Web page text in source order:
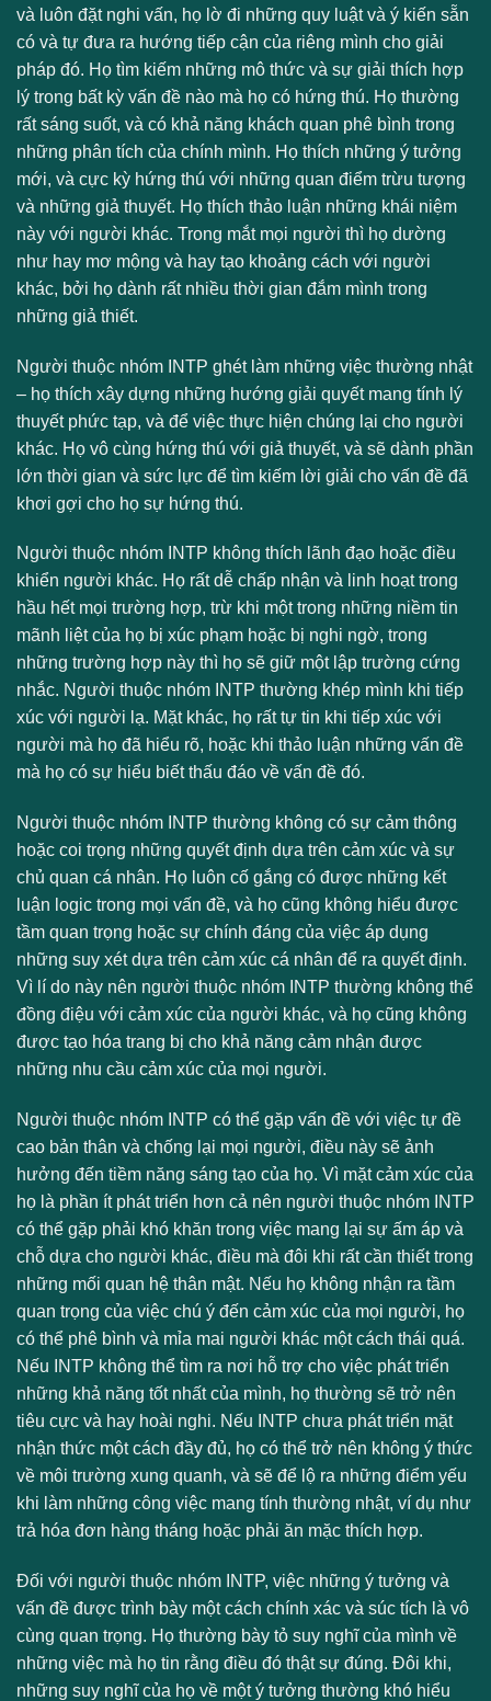
và luôn đặt nghi vấn, họ lờ đi những quy luật và ý kiến sẵn
có và tự đưa ra hướng tiếp cận của riêng mình cho giải
pháp đó. Họ tìm kiếm những mô thức và sự giải thích hợp
lý trong bất kỳ vấn đề nào mà họ có hứng thú. Họ thường
rất sáng suốt, và có khả năng khách quan phê bình trong
những phân tích của chính mình. Họ thích những ý tưởng
mới, và cực kỳ hứng thú với những quan điểm trừu tượng
và những giả thuyết. Họ thích thảo luận những khái niệm
này với người khác. Trong mắt mọi người thì họ dường
như hay mơ mộng và hay tạo khoảng cách với người
khác, bởi họ dành rất nhiều thời gian đắm mình trong
những giả thiết.
Người thuộc nhóm INTP ghét làm những việc thường nhật
– họ thích xây dựng những hướng giải quyết mang tính lý
thuyết phức tạp, và để việc thực hiện chúng lại cho người
khác. Họ vô cùng hứng thú với giả thuyết, và sẽ dành phần
lớn thời gian và sức lực để tìm kiếm lời giải cho vấn đề đã
khơi gợi cho họ sự hứng thú.
Người thuộc nhóm INTP không thích lãnh đạo hoặc điều
khiển người khác. Họ rất dễ chấp nhận và linh hoạt trong
hầu hết mọi trường hợp, trừ khi một trong những niềm tin
mãnh liệt của họ bị xúc phạm hoặc bị nghi ngờ, trong
những trường hợp này thì họ sẽ giữ một lập trường cứng
nhắc. Người thuộc nhóm INTP thường khép mình khi tiếp
xúc với người lạ. Mặt khác, họ rất tự tin khi tiếp xúc với
người mà họ đã hiểu rõ, hoặc khi thảo luận những vấn đề
mà họ có sự hiểu biết thấu đáo về vấn đề đó.
Người thuộc nhóm INTP thường không có sự cảm thông
hoặc coi trọng những quyết định dựa trên cảm xúc và sự
chủ quan cá nhân. Họ luôn cố gắng có được những kết
luận logic trong mọi vấn đề, và họ cũng không hiểu được
tầm quan trọng hoặc sự chính đáng của việc áp dụng
những suy xét dựa trên cảm xúc cá nhân để ra quyết định.
Vì lí do này nên người thuộc nhóm INTP thường không thể
đồng điệu với cảm xúc của người khác, và họ cũng không
được tạo hóa trang bị cho khả năng cảm nhận được
những nhu cầu cảm xúc của mọi người.
Người thuộc nhóm INTP có thể gặp vấn đề với việc tự đề
cao bản thân và chống lại mọi người, điều này sẽ ảnh
hưởng đến tiềm năng sáng tạo của họ. Vì mặt cảm xúc của
họ là phần ít phát triển hơn cả nên người thuộc nhóm INTP
có thể gặp phải khó khăn trong việc mang lại sự ấm áp và
chỗ dựa cho người khác, điều mà đôi khi rất cần thiết trong
những mối quan hệ thân mật. Nếu họ không nhận ra tầm
quan trọng của việc chú ý đến cảm xúc của mọi người, họ
có thể phê bình và mỉa mai người khác một cách thái quá.
Nếu INTP không thể tìm ra nơi hỗ trợ cho việc phát triển
những khả năng tốt nhất của mình, họ thường sẽ trở nên
tiêu cực và hay hoài nghi. Nếu INTP chưa phát triển mặt
nhận thức một cách đầy đủ, họ có thể trở nên không ý thức
về môi trường xung quanh, và sẽ để lộ ra những điểm yếu
khi làm những công việc mang tính thường nhật, ví dụ như
trả hóa đơn hàng tháng hoặc phải ăn mặc thích hợp.
Đối với người thuộc nhóm INTP, việc những ý tưởng và
vấn đề được trình bày một cách chính xác và súc tích là vô
cùng quan trọng. Họ thường bày tỏ suy nghĩ của mình về
những việc mà họ tin rằng điều đó thật sự đúng. Đôi khi,
những suy nghĩ của họ về một ý tưởng thường khó hiểu